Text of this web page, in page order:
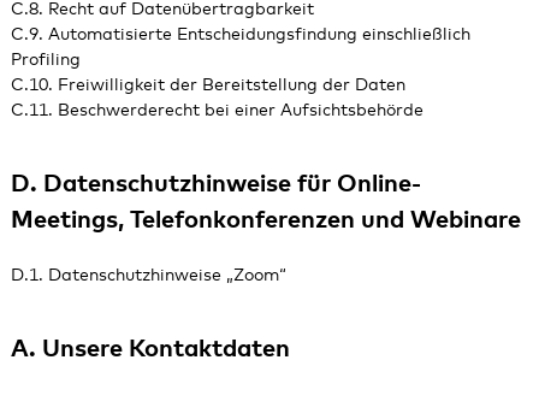
C.8. Recht auf Datenübertragbarkeit
C.9. Automatisierte Entscheidungsfindung einschließlich
Profiling
C.10. Freiwilligkeit der Bereitstellung der Daten
C.11. Beschwerderecht bei einer Aufsichtsbehörde
D. Datenschutzhinweise für Online-
Meetings, Telefonkonferenzen und Webinare
D.1. Datenschutzhinweise „Zoom“
A. Unsere Kontaktdaten